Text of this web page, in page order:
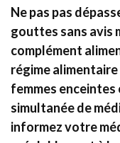
Ne pas pas
gouttes sans avis
complément
régime
femmes enceintes
simultanée de
informez votre